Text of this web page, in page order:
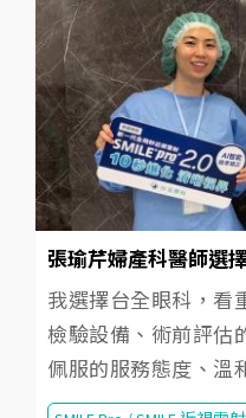
我選擇台全眼科，看
檢驗設備、術前評估
佩服的服務態度、溫